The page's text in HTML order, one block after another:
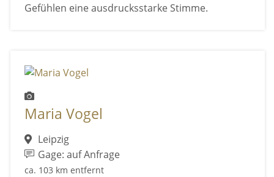
Gefühlen eine ausdrucksstarke Stimme.
Maria Vogel
Leipzig
Gage: auf Anfrage
ca. 103 km entfernt